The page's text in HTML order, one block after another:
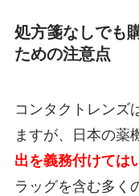
処方箋なしでも
ための注意点
コンタクトレンズ
ますが、日本の薬
出を義務付けては
ラッグを含む多く